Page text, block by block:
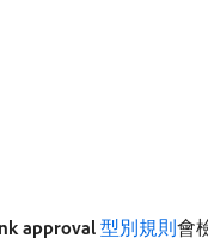
approval 型別規則會